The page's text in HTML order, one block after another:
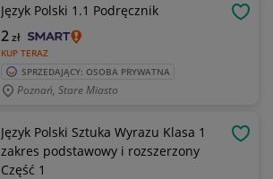
Język Polski 1.1 Podręcznik
KUP TERAZ
2zł
SPRZEDAJĄCY: OSOBA PRYWATNA
Poznań, Stare Miasto
Język Polski Sztuka Wyrazu Klasa 1
zakres podstawowy i rozszerzony
Część 1